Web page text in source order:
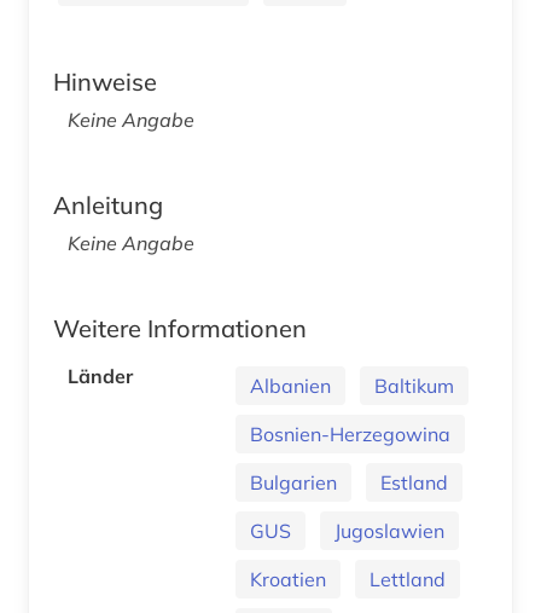
Hinweise
Keine Angabe
Anleitung
Keine Angabe
Weitere Informationen
Länder Albanien
Baltikum
Bosnien-Herzegowina
Bulgarien
Estland
GUS
Jugoslawien
Kroatien
Lettland